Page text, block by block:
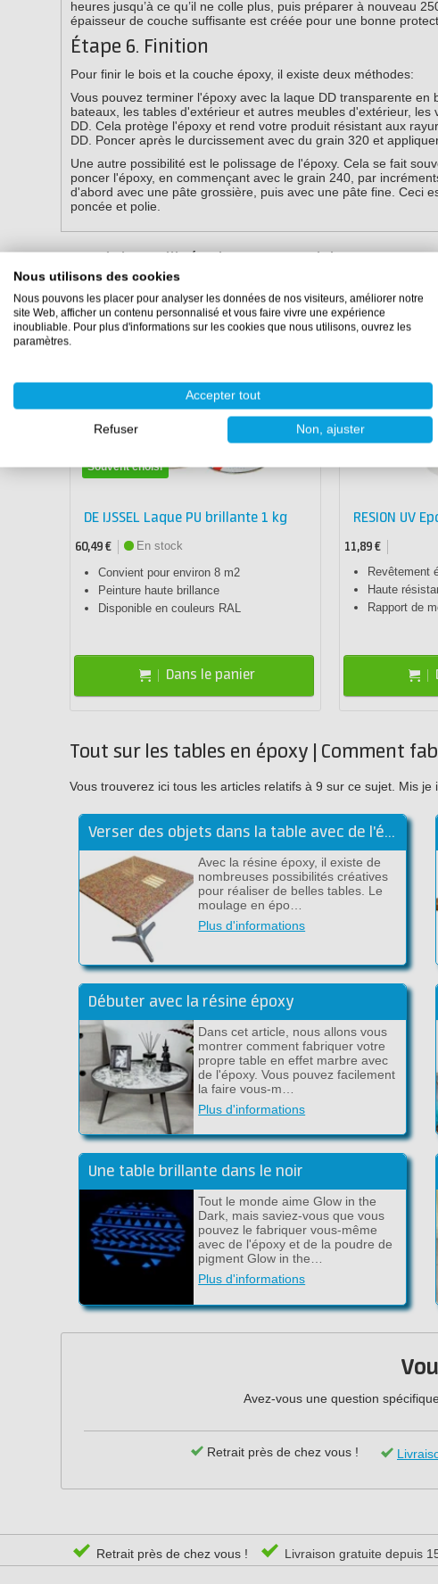
heures jusqu’à ce qu’il ne colle plus, puis préparer à nouveau
épaisseur de couche suffisante est créée pour une bonne
Étape 6. Finition
Pour finir le bois et la couche époxy, il existe deux méthodes:
Vous pouvez terminer l'époxy avec la laque DD transparente
bateaux, les tables d'extérieur et autres meubles d'extérieur,
DD. Cela protège l'époxy et rend votre produit résistant aux
DD. Poncer après le durcissement avec du grain 320 et
Une autre possibilité est le polissage de l'époxy. Cela se fait
poncer l'époxy, en commençant avec le grain 240, par
d'abord avec une pâte grossière, puis avec une pâte fine. Ceci
poncée et polie.
Produit 1 du 2
Souvent choisi
DE IJSSEL Laque PU brillante 1 kg
60,49 €
En stock
Convient pour environ 8 m2
Peinture haute brillance
Disponible en couleurs RAL
Dans le panier
RESION UV
11,89 €
Revêtement
Haute
Rapport de
Tout sur les tables en époxy | Comment
Vous trouverez ici tous les articles relatifs à 9 sur ce sujet. Mis
Verser des objets dans la table avec de l'époxy transparent
Avec la résine époxy, il existe de
nombreuses possibilités créatives
pour réaliser de belles tables. Le
moulage en épo…
Plus d'informations
Débuter avec la résine époxy
Dans cet article, nous allons vous
montrer comment fabriquer votre
propre table en effet marbre avec
de l'époxy. Vous pouvez facilement
la faire vous-m…
Plus d'informations
Une table brillante dans le noir
Tout le monde aime Glow in the
Dark, mais saviez-vous que vous
pouvez le fabriquer vous-même
avec de l'époxy et de la poudre de
pigment Glow in the…
Plus d'informations
Avez-vous une question
Retrait près de chez vous !
Retrait près de chez vous ! Livraison gratuite depuis
Nous utilisons des cookies
Nous pouvons les placer pour analyser les données de nos visiteurs, améliorer notre
site Web, afficher un contenu personnalisé et vous faire vivre une expérience
inoubliable. Pour plus d'informations sur les cookies que nous utilisons, ouvrez les
paramètres.
Accepter tout
Refuser Non, ajuster